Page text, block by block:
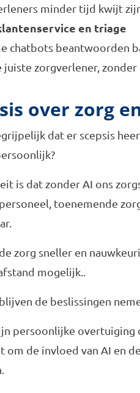
minder tijd kwijt
en triage
chatbots beantwoorden
juiste zorgverlener,
over zorg
dat er scepsis
is dat zonder AI ons
toenemende
zorg sneller en
mogelijk..
de beslissingen
persoonlijke overtuiging
om de invloed van AI en